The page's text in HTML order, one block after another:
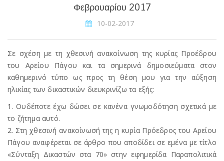
Φεβρουαρίου 2017
10-02-2017
Σε σχέση με τη χθεσινή ανακοίνωση της κυρίας Προέδρου
του Αρείου Πάγου και τα σημερινά δημοσιεύματα στον
καθημερινό τύπο ως προς τη θέση μου για την αύξηση
ηλικίας των δικαστικών διευκρινίζω τα εξής:
1. Ουδέποτε έχω δώσει σε κανένα γνωμοδότηση σχετικά με
το ζήτημα αυτό.
2. Στη χθεσινή ανακοίνωσή της η κυρία Πρόεδρος του Αρείου
Πάγου αναφέρεται σε άρθρο που αποδίδει σε εμένα με τίτλο
«Σύνταξη Δικαστών στα 70» στην εφημερίδα Παραπολιτικά